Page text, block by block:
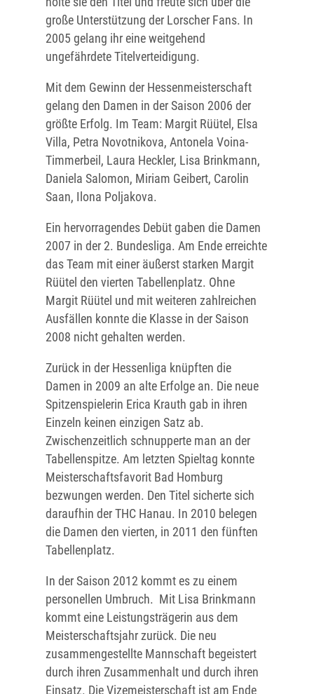
große Unterstützung der Lorscher Fans. In
2005 gelang ihr eine weitgehend
ungefährdete Titelverteidigung.
Mit dem Gewinn der Hessenmeisterschaft
gelang den Damen in der Saison 2006 der
größte Erfolg. Im Team: Margit Rüütel, Elsa
Villa, Petra Novotnikova, Antonela Voina-
Timmerbeil, Laura Heckler, Lisa Brinkmann,
Daniela Salomon, Miriam Geibert, Carolin
Saan, Ilona Poljakova.
Ein hervorragendes Debüt gaben die Damen
2007 in der 2. Bundesliga. Am Ende erreichte
das Team mit einer äußerst starken Margit
Rüütel den vierten Tabellenplatz. Ohne
Margit Rüütel und mit weiteren zahlreichen
Ausfällen konnte die Klasse in der Saison
2008 nicht gehalten werden.
Zurück in der Hessenliga knüpften die
Damen in 2009 an alte Erfolge an. Die neue
Spitzenspielerin Erica Krauth gab in ihren
Einzeln keinen einzigen Satz ab.
Zwischenzeitlich schnupperte man an der
Tabellenspitze. Am letzten Spieltag konnte
Meisterschaftsfavorit Bad Homburg
bezwungen werden. Den Titel sicherte sich
daraufhin der THC Hanau. In 2010 belegen
die Damen den vierten, in 2011 den fünften
Tabellenplatz.
In der Saison 2012 kommt es zu einem
personellen Umbruch. Mit Lisa Brinkmann
kommt eine Leistungsträgerin aus dem
Meisterschaftsjahr zurück. Die neu
zusammengestellte Mannschaft begeistert
durch ihren Zusammenhalt und durch ihren
Einsatz. Die Vizemeisterschaft ist am Ende